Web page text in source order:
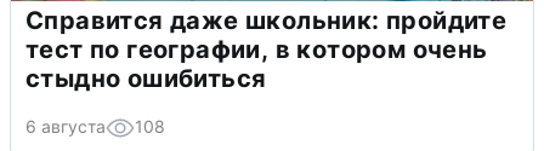
Справится даже школьник: пройдите
тест по географии, в котором очень
стыдно ошибиться
6 августа 108